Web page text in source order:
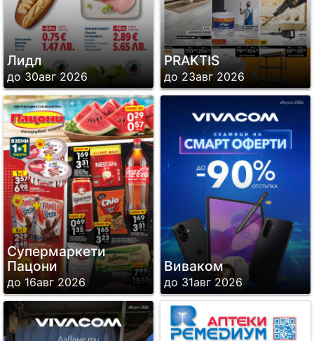
Лидл
до 30авг 2026
PRAKTIS
до 23авг 2026
Супермаркети
Пацони
до 16авг 2026
Виваком
до 31авг 2026